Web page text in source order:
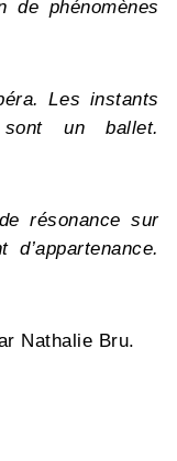
de phénomènes
Les instants
un ballet.
résonance sur
Nathalie Bru.